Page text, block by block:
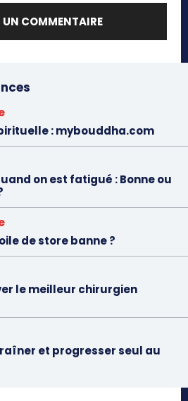
: mybouddha.com
on est fatigué : Bonne ou
de store banne ?
le meilleur chirurgien
et progresser seul au